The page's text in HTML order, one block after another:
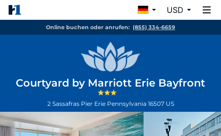
USD
Online buchen oder anrufen: (855) 334-6659
Courtyard by Marriott Erie Bayfront
2 Sassafras Pier Erie Pennsylvania 16507 US